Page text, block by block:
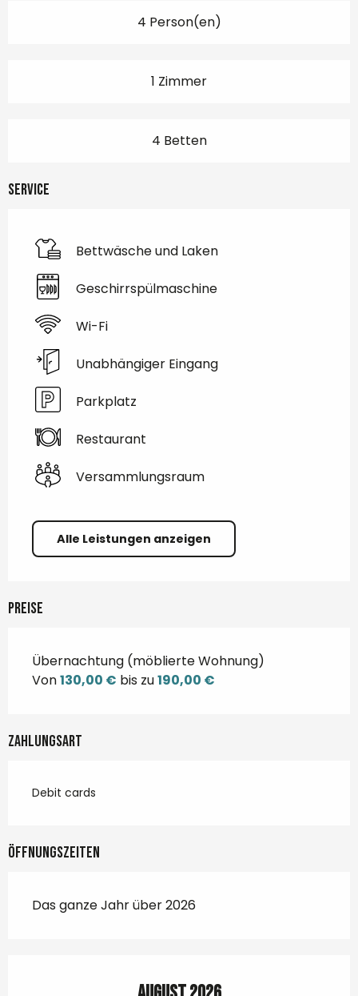
4 Person(en)
1 Zimmer
4 Betten
Service
Bettwäsche und Laken
Geschirrspülmaschine
Wi-Fi
Unabhängiger Eingang
Parkplatz
Restaurant
Versammlungsraum
Alle Leistungen anzeigen
Preise
Übernachtung (möblierte Wohnung)
Von130,00 € bis zu190,00 €
Zahlungsart
Debit cards
Öffnungszeiten
Das ganze Jahr über 2026